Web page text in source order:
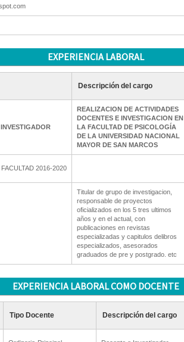
EXPERIENCIA LABORAL
Descripción del cargo
REALIZACION DE ACTIVIDADES
DOCENTES E INVESTIGACION EN
LA FACULTAD DE PSICOLOGÍA
DE LA UNIVERSIDAD NACIONAL
MAYOR DE SAN MARCOS
2016-2020
Titular de grupo de investigacion,
responsable de proyectos
oficializados en los 5 tres ultimos
años y en el actual, con
publicaciones en revistas
especializadas y capitulos delibros
especializados, asesorados
graduados de pre y postgrado. etc
EXPERIENCIA LABORAL COMO DOCENTE
Tipo Docente Descripción del cargo